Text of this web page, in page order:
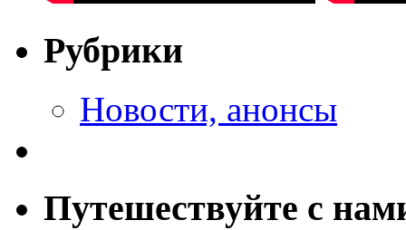
Рубрики
Новости, анонсы
Путешествуйте с